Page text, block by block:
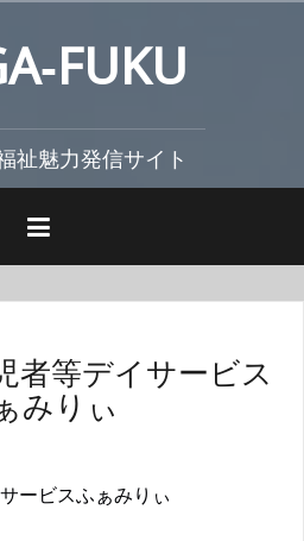
祉魅力発信サイト
者等デイサービス
みりぃ
ービスふぁみりぃ